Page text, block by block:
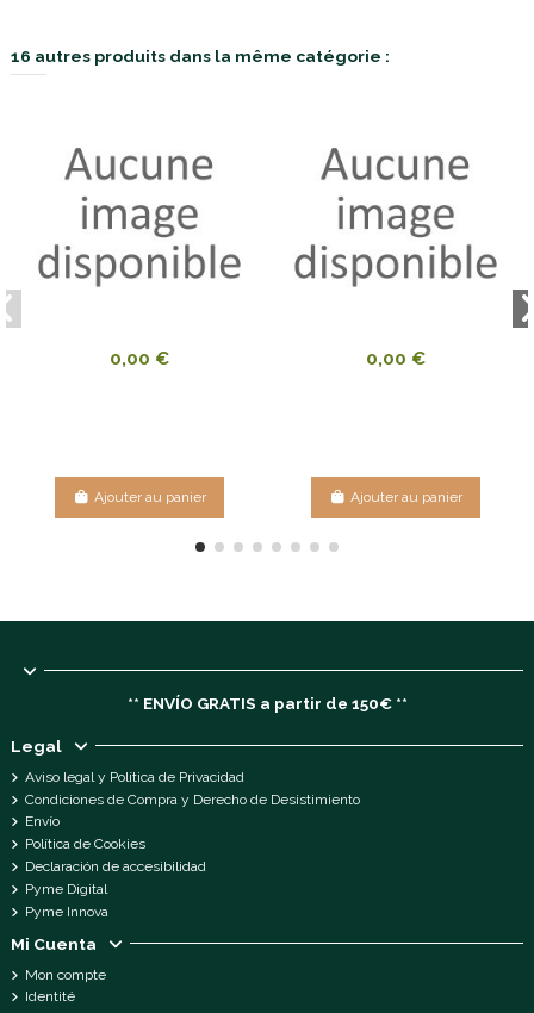
16 autres produits dans la même catégorie :
0,00 €
Ajouter au panier
0,00 €
Ajouter au panier
** ENVÍO GRATIS a partir de 150€ **
Legal
Aviso legal y Política de Privacidad
Condiciones de Compra y Derecho de Desistimiento
Envío
Política de Cookies
Declaración de accesibilidad
Pyme Digital
Pyme Innova
Mi Cuenta
Mon compte
Identité